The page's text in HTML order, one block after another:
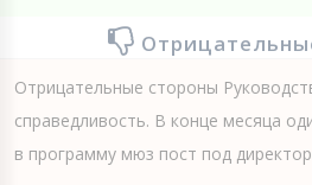
Отрицательные стороны
справедливость. В конце месяца
в программу мюз пост под